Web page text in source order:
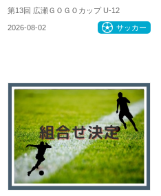
第13回 広瀬ＧＯＧＯカップ U-12
2026-08-02 サッカー